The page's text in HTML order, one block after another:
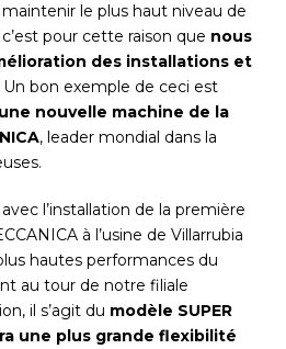
le plus haut niveau de
pour cette raison que nous
des installations et
Un bon exemple de ceci est
nouvelle machine de la
, leader mondial dans la
l’installation de la première
à l’usine de Villarrubia
hautes performances du
au tour de notre filiale
il s’agit du modèle SUPER
une plus grande flexibilité